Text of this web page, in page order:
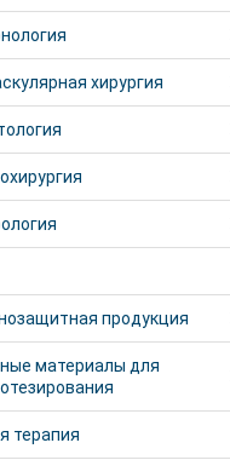
хирургия
продукция
материалы для
терапия